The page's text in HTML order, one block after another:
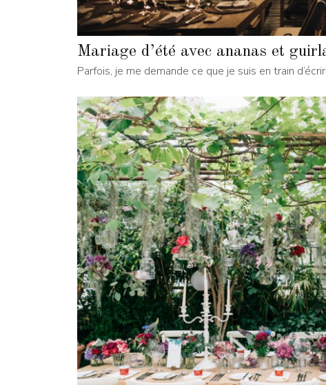
Mariage d’été avec ananas et
Parfois, je me demande ce que je suis en train